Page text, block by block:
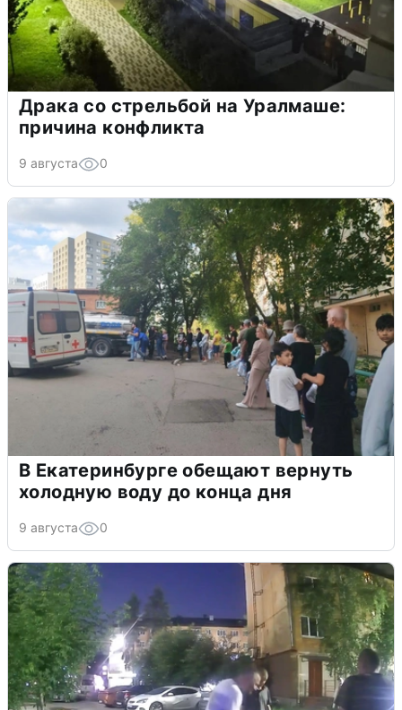
Драка со стрельбой на Уралмаше:
причина конфликта
9 августа 0
В Екатеринбурге обещают вернуть
холодную воду до конца дня
9 августа 0